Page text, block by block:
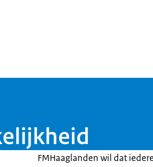
FMHaaglanden wil dat